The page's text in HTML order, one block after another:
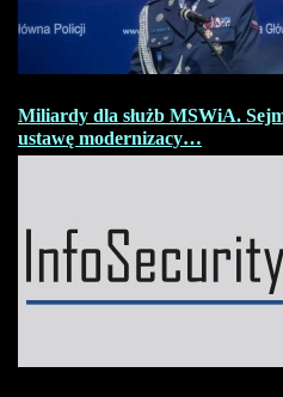
Miliardy dla służb MSWiA.
ustawę modernizacy…